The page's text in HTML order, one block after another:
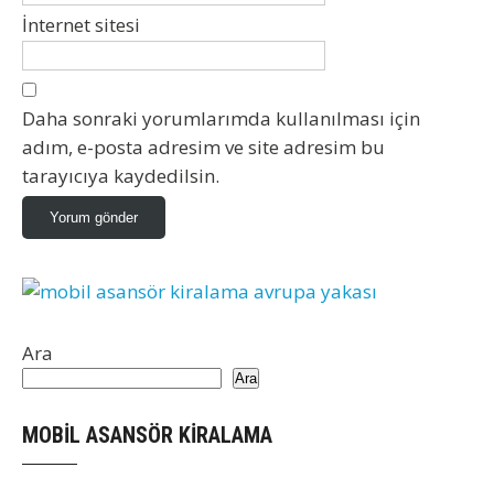
İnternet sitesi
Daha sonraki yorumlarımda kullanılması için
adım, e-posta adresim ve site adresim bu
tarayıcıya kaydedilsin.
Ara
Ara
MOBİL ASANSÖR KİRALAMA